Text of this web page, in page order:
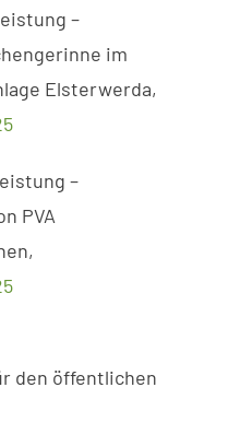
–
im
Elsterwerda,
–
PVA
den öffentlichen